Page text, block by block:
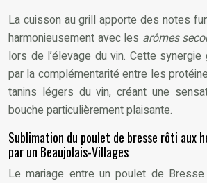
La cuisson au grill apporte des notes
harmonieusement avec les arômes
lors de l’élevage du vin. Cette synergie
par la complémentarité entre les
tanins légers du vin, créant une
bouche particulièrement plaisante.
Sublimation du poulet de bresse rôti aux
par un Beaujolais-Villages
Le mariage entre un poulet de